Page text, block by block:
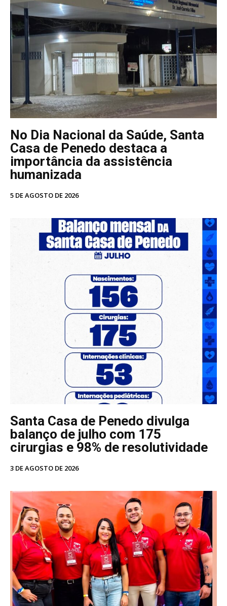
No Dia Nacional da Saúde, Santa
Casa de Penedo destaca a
importância da assistência
humanizada
5 DE AGOSTO DE 2026
Santa Casa de Penedo divulga
balanço de julho com 175
cirurgias e 98% de resolutividade
3 DE AGOSTO DE 2026